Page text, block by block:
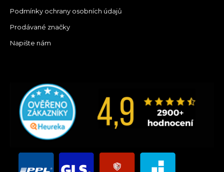
Podmínky ochrany osobních údajů
Prodávané značky
Napište nám